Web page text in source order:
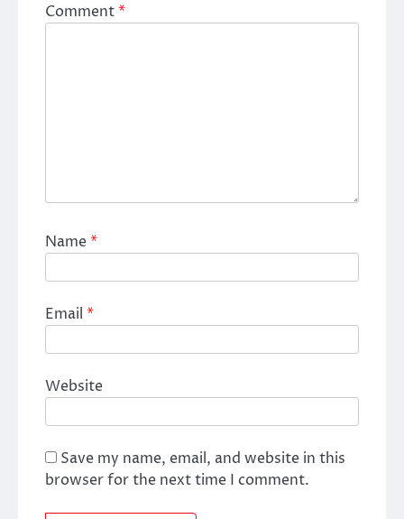
Comment*
Name*
Email *
Website
Save my name, email, and website in this
browser for the next time I comment.